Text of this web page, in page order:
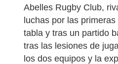
Abelles Rugby Club,
luchas por las
tabla y tras un partido
tras las lesiones de
los dos equipos y la